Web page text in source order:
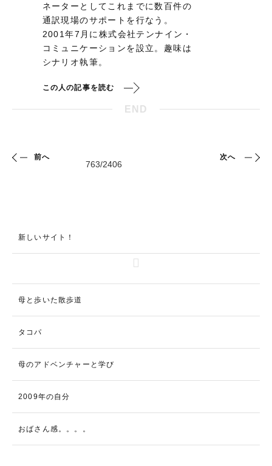
ネーターとしてこれまでに数百件の
通訳現場のサポートを行なう。
2001年7月に株式会社テンナイン・
コミュニケーションを設立。趣味は
シナリオ執筆。
この人の記事を読む
END
前へ 次へ
新しいサイト！
母と歩いた散歩道
タコパ
母のアドベンチャーと学び
2009年の自分
おばさん感。。。。